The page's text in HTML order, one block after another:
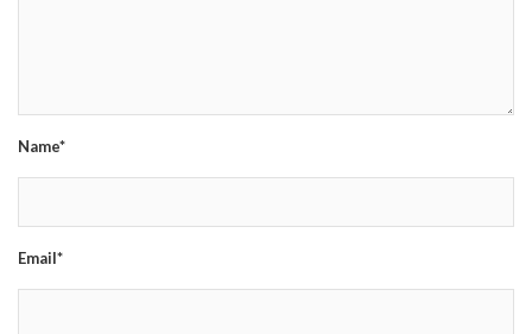
Name*
Email*